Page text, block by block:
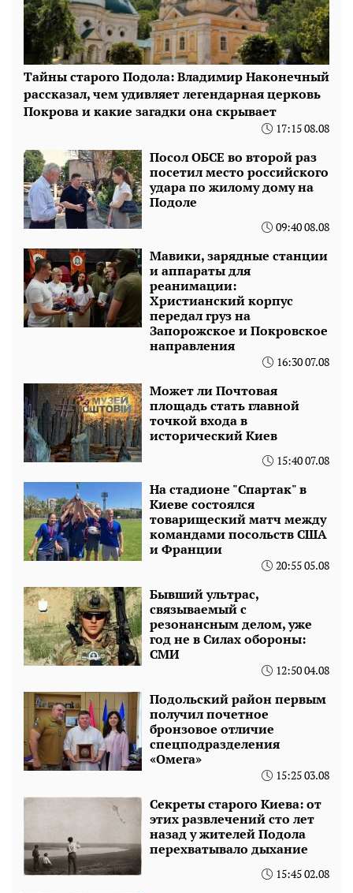
Тайны старого Подола: Владимир Наконечный
рассказал, чем удивляет легендарная церковь
Покрова и какие загадки она скрывает
17:15 08.08
Посол ОБСЕ во второй раз
посетил место российского
удара по жилому дому на
Подоле
09:40 08.08
Мавики, зарядные станции
и аппараты для
реанимации:
Христианский корпус
передал груз на
Запорожское и Покровское
направления
16:30 07.08
Может ли Почтовая
площадь стать главной
точкой входа в
исторический Киев
15:40 07.08
На стадионе "Спартак" в
Киеве состоялся
товарищеский матч между
командами посольств США
и Франции
20:55 05.08
Бывший ультрас,
связываемый с
резонансным делом, уже
год не в Силах обороны:
СМИ
12:50 04.08
Подольский район первым
получил почетное
бронзовое отличие
спецподразделения
«Омега»
15:25 03.08
Секреты старого Киева: от
этих развлечений сто лет
назад у жителей Подола
перехватывало дыхание
15:45 02.08